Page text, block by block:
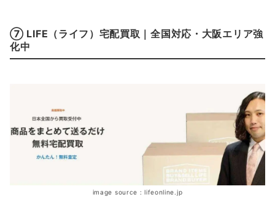
⑦ LIFE（ライフ）宅配買取｜全国対応・大阪エリア強
化中
image source : lifeonline.jp